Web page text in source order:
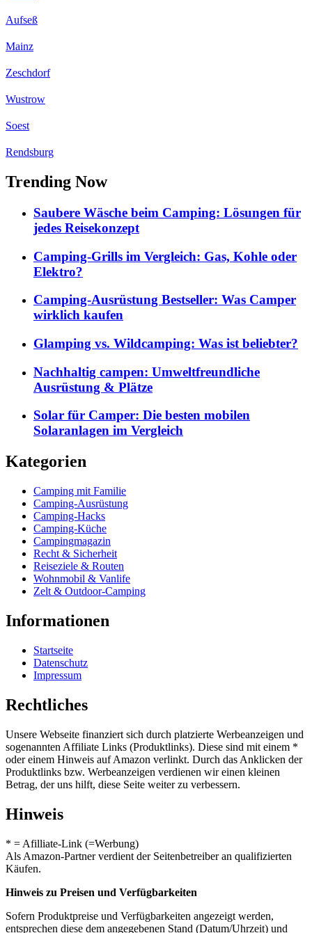
Aufseß
Mainz
Zeschdorf
Wustrow
Soest
Rendsburg
Trending Now
Saubere Wäsche beim Camping: Lösungen für
jedes Reisekonzept
Camping-Grills im Vergleich: Gas, Kohle oder
Elektro?
Camping-Ausrüstung Bestseller: Was Camper
wirklich kaufen
Glamping vs. Wildcamping: Was ist beliebter?
Nachhaltig campen: Umweltfreundliche
Ausrüstung & Plätze
Solar für Camper: Die besten mobilen
Solaranlagen im Vergleich
Kategorien
Camping mit Familie
Camping-Ausrüstung
Camping-Hacks
Camping-Küche
Campingmagazin
Recht & Sicherheit
Reiseziele & Routen
Wohnmobil & Vanlife
Zelt & Outdoor-Camping
Informationen
Startseite
Datenschutz
Impressum
Rechtliches
Unsere Webseite finanziert sich durch platzierte Werbeanzeigen und
sogenannten Affiliate Links (Produktlinks). Diese sind mit einem *
oder einem Hinweis auf Amazon verlinkt. Durch das Anklicken der
Produktlinks bzw. Werbeanzeigen verdienen wir einen kleinen
Betrag, der uns hilft, diese Seite weiter zu verbessern.
Hinweis
* = Afilliate-Link (=Werbung)
Als Amazon-Partner verdient der Seitenbetreiber an qualifizierten
Käufen.
Hinweis zu Preisen und Verfügbarkeiten
Sofern Produktpreise und Verfügbarkeiten angezeigt werden,
entsprechen diese dem angegebenen Stand (Datum/Uhrzeit) und